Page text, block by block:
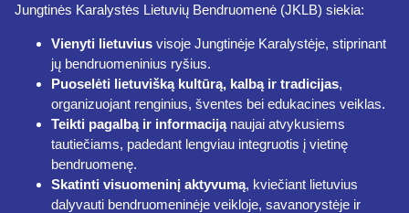
Jungtinės Karalystės Lietuvių Bendruomenė (JKLB) siekia:
Vienyti lietuvius visoje Jungtinėje Karalystėje, stiprinant
jų bendruomeninius ryšius.
Puoselėti lietuvišką kultūrą, kalbą ir tradicijas,
organizuojant renginius, šventes bei edukacines veiklas.
Teikti pagalbą ir informacijąnaujai atvykusiems
tautiečiams, padedant lengviau integruotis į vietinę
bendruomenę.
Skatinti visuomeninį aktyvumą, kviečiant lietuvius
dalyvauti bendruomeninėje veikloje, savanorystėje ir